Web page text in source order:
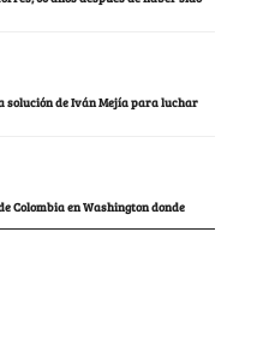
solución de Iván Mejía para luchar
Colombia en Washington donde